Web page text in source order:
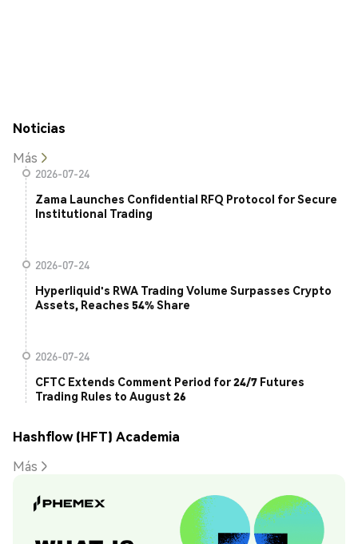
Noticias
Más
2026-07-24
Zama Launches Confidential RFQ Protocol for Secure
Institutional Trading
2026-07-24
Hyperliquid's RWA Trading Volume Surpasses Crypto
Assets, Reaches 54% Share
2026-07-24
CFTC Extends Comment Period for 24/7 Futures
Trading Rules to August 26
Hashflow (HFT) Academia
Más